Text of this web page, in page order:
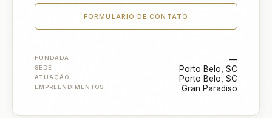
FORMULÁRIO DE CONTATO
FUNDADA —
SEDE Porto Belo, SC
ATUAÇÃO Porto Belo, SC
EMPREENDIMENTOS Gran Paradiso